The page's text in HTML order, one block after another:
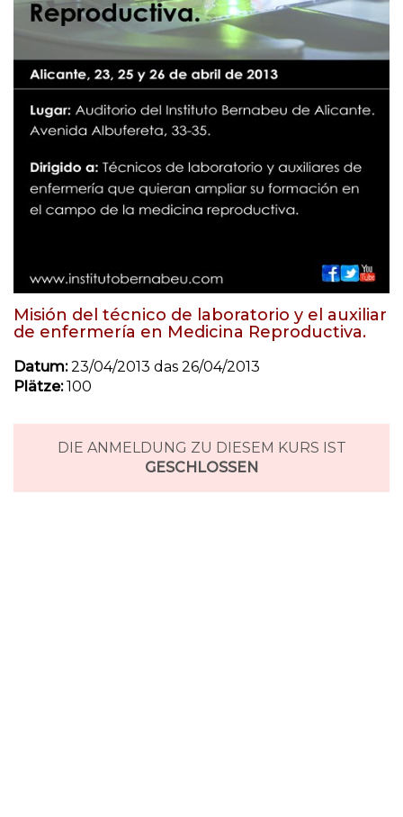
Misión del técnico de laboratorio y el auxiliar
de enfermería en Medicina Reproductiva.
Datum:23/04/2013 das 26/04/2013
Plätze:100
DIE ANMELDUNG ZU DIESEM KURS IST
GESCHLOSSEN